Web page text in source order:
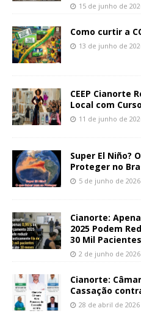
15 de junho de
Como curtir a
13 de junho de
CEEP Cianorte
Local com
11 de junho de
Super El Niño?
Proteger no
5 de junho de 2026
Cianorte:
2025 Podem
30 Mil
2 de junho de 2026
Cianorte:
Cassação
28 de abril de 2026